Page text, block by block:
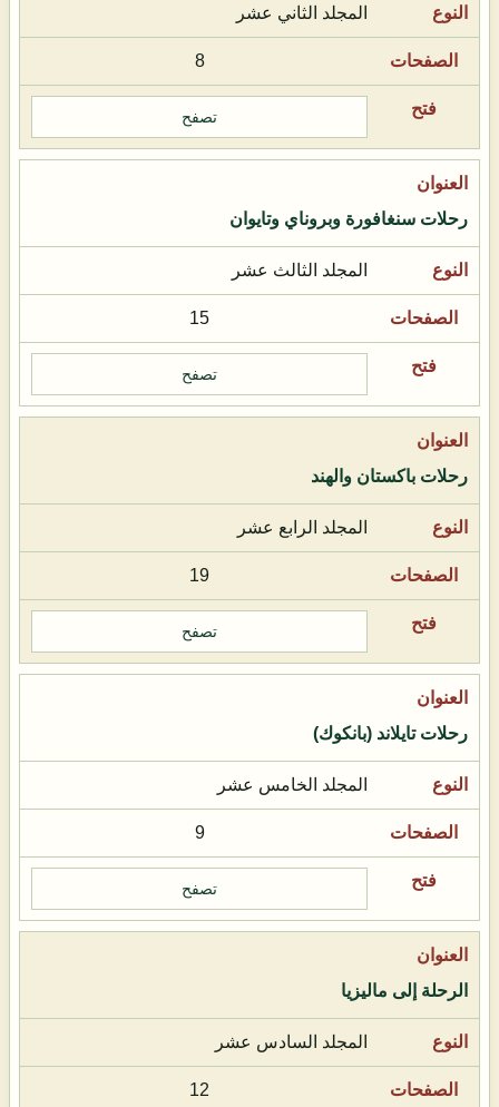
المجلد الثاني عشر
8
تصفح
رحلات سنغافورة وبروناي وتايوان
المجلد الثالث عشر
15
تصفح
رحلات باكستان والهند
المجلد الرابع عشر
19
تصفح
رحلات تايلاند (بانكوك)
المجلد الخامس عشر
9
تصفح
الرحلة إلى ماليزيا
المجلد السادس عشر
12